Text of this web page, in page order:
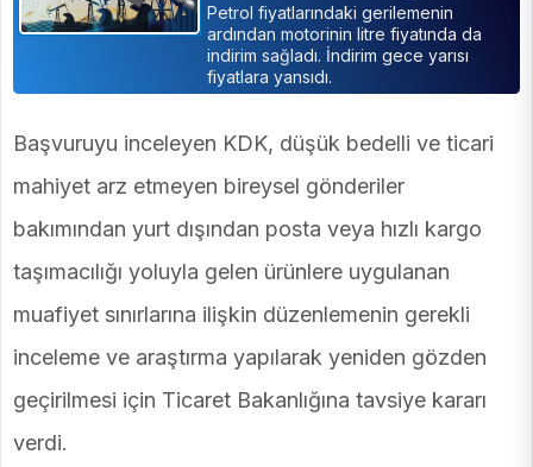
Petrol fiyatlarındaki gerilemenin
ardından motorinin litre fiyatında da
indirim sağladı. İndirim gece yarısı
fiyatlara yansıdı.
Başvuruyu inceleyen KDK, düşük bedelli ve ticari
mahiyet arz etmeyen bireysel gönderiler
bakımından yurt dışından posta veya hızlı kargo
taşımacılığı yoluyla gelen ürünlere uygulanan
muafiyet sınırlarına ilişkin düzenlemenin gerekli
inceleme ve araştırma yapılarak yeniden gözden
geçirilmesi için Ticaret Bakanlığına tavsiye kararı
verdi.